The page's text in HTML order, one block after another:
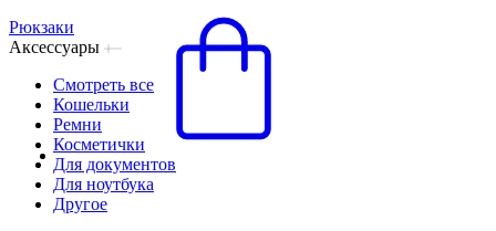
Рюкзаки
Аксессуары
Смотреть все
Кошельки
Ремни
Косметички
Для документов
Для ноутбука
Другое